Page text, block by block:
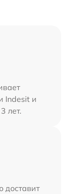
Indesit и
лет.
доставит